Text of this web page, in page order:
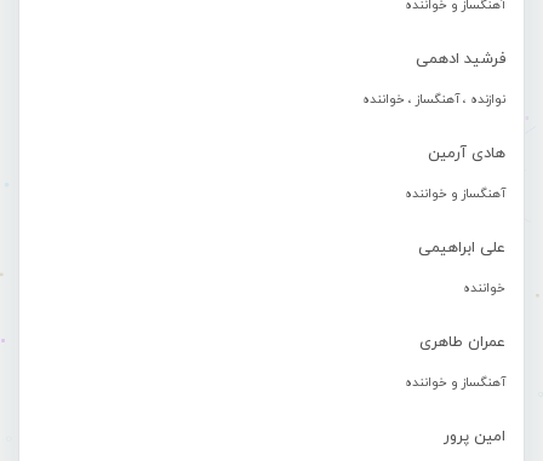
آهنگساز و خواننده
فرشید ادهمی
نوازنده ، آهنگساز ، خواننده
هادی آرمین
آهنگساز و خواننده
علی ابراهیمی
خواننده
عمران طاهری
آهنگساز و خواننده
امین پرور